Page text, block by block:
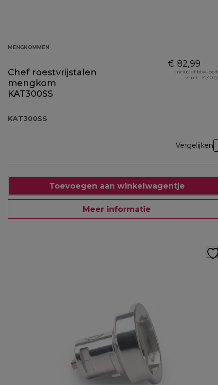
MENGKOMMEN
Chef roestvrijstalen
mengkom
KAT300SS
KAT300SS
€ 82,99
Inclusief btw-
van € 14,40
Vergelijken
Toevoegen aan winkelwagentje
Meer informatie